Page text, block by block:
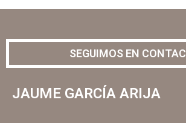
SEGUIMOS EN
JAUME GARCÍA ARIJA